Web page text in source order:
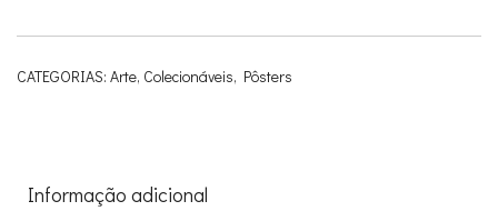
CATEGORIAS: Arte, Colecionáveis, Pôsters
Informação adicional